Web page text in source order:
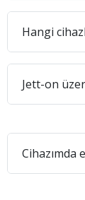
Hangi
Jett-on
Cihazımda